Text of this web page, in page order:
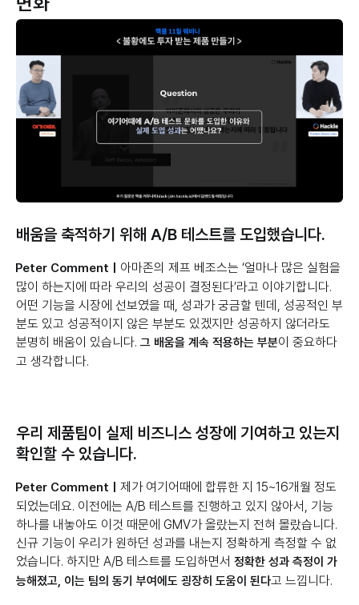
배움을 축적하기 위해 A/B 테스트를 도입했습니다.
Peter Comment |
아마존의 제프 베조스는 ‘얼마나 많은 실험을
많이 하는지에 따라 우리의 성공이 결정된다’라고 이야기합니다.
어떤 기능을 시장에 선보였을 때, 성과가 궁금할 텐데, 성공적인 부
분도 있고 성공적이지 않은 부분도 있겠지만 성공하지 않더라도
분명히 배움이 있습니다. 그 배움을 계속 적용하는 부분이 중요하다
고 생각합니다.
우리 제품팀이 실제 비즈니스 성장에 기여하고 있는지
확인할 수 있습니다.
Peter Comment |
제가 여기어때에 합류한 지 15~16개월 정도
되었는데요. 이전에는 A/B 테스트를 진행하고 있지 않아서, 기능
하나를 내놓아도 이것 때문에 GMV가 올랐는지 전혀 몰랐습니다.
신규 기능이 우리가 원하던 성과를 내는지 정확하게 측정할 수 없
었습니다. 하지만 A/B 테스트를 도입하면서 정확한 성과 측정이 가
능해졌고, 이는 팀의 동기 부여에도 굉장히 도움이 된다고 느낍니다.